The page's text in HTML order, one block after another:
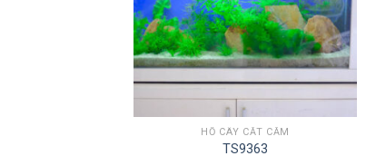
HỒ CÂY CẮT CẮM
TS9363